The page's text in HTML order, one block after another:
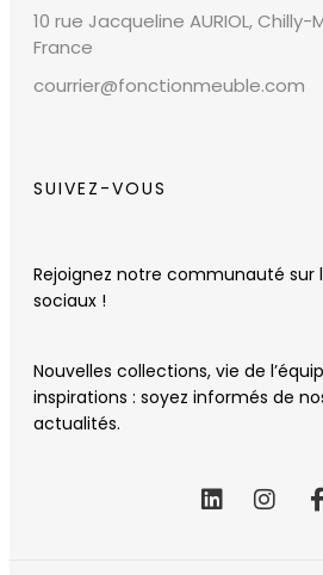
10 rue Jacqueline AURIOL, Chilly-
France
courrier@fonctionmeuble.com
SUIVEZ-VOUS
Rejoignez notre communauté sur
sociaux !
Nouvelles collections, vie de
inspirations : soyez informés de
actualités.